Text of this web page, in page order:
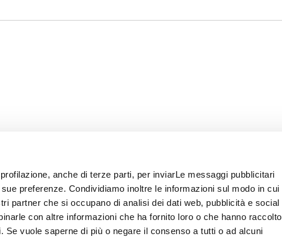
anche di terze parti, per inviarLe messaggi pubblicitari
preferenze. Condividiamo inoltre le informazioni sul modo in cui
partner che si occupano di analisi dei dati web, pubblicità e social
con altre informazioni che ha fornito loro o che hanno raccolto
Se vuole saperne di più o negare il consenso a tutti o ad alcuni